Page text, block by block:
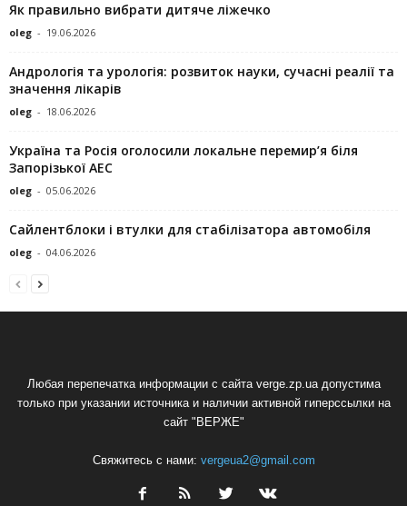
Як правильно вибрати дитяче ліжечко
oleg - 19.06.2026
Андрологія та урологія: розвиток науки, сучасні реалії та
значення лікарів
oleg - 18.06.2026
Україна та Росія оголосили локальне перемир’я біля
Запорізької АЕС
oleg - 05.06.2026
Сайлентблоки і втулки для стабілізатора автомобіля
oleg - 04.06.2026
Любая перепечатка информации с сайта verge.zp.ua допустима
только при указании источника и наличии активной гиперссылки на
сайт "ВЕРЖЕ"
Свяжитесь с нами: vergeua2@gmail.com